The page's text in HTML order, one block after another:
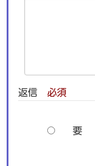
返信 必須
要